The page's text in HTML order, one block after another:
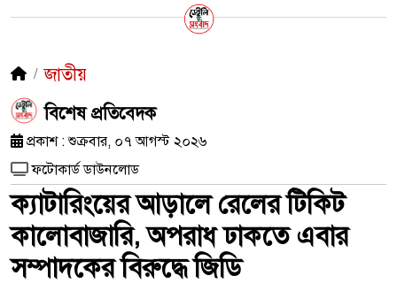
জাতীয়
​বিশেষ প্রতিবেদক
প্রকাশ : শুক্রবার, ০৭ আগস্ট ২০২৬
ফটোকার্ড ডাউনলোড
ক্যাটারিংয়ের আড়ালে রেলের টিকিট
কালোবাজারি, অপরাধ ঢাকতে এবার
সম্পাদকের বিরুদ্ধে জিডি